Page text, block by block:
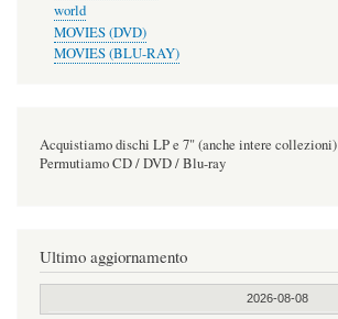
world
MOVIES (DVD)
MOVIES (BLU-RAY)
Acquistiamo dischi LP e 7" (anche intere collezioni)
Permutiamo CD / DVD / Blu-ray
Ultimo aggiornamento
2026-08-08